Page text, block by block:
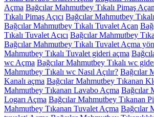
Açma Bağcılar Mahmutbey Tıkalı Pimaş
Tıkalı Pimaş Açıcı Bağcılar Mahmutbey
Bağcılar Mahmutbey Tıkalı Tuvalet Açan
Tıkalı Tuvalet Açıcı Bağcılar Mahmutbey
Bağcılar Mahmutbey Tıkalı Tuvalet Açma
Mahmutbey Tıkalı Tuvalet gideri açma
wc Açma Bağcılar Mahmutbey Tıkalı wc
Mahmutbey Tıkalı wc Nasıl Açılır? Bağcılar
Kanalı açma Bağcılar Mahmutbey Tıkanan
Mahmutbey Tıkanan Lavabo Açma Bağcılar
Logarı Açma Bağcılar Mahmutbey Tıkanan
Mahmutbey Tıkanan Tuvalet Açma Bağcılar